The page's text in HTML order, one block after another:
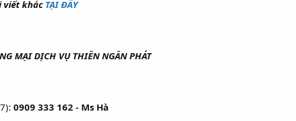
viết khác TẠI ĐÂY
MẠI DỊCH VỤ THIÊN NGÂN PHÁT
0909 333 162 - Ms Hà